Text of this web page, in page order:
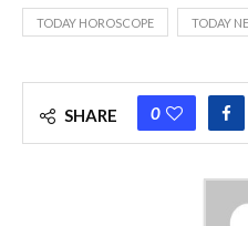
TODAY HOROSCOPE TODAY
SHARE 0